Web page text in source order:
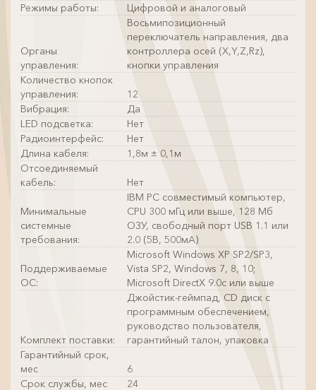
Режимы работы:
Цифровой и аналоговый
Органы
управления:
Восьмипозиционный
переключатель направления, два
контроллера осей (X,Y,Z,Rz),
кнопки управления
Количество кнопок
управления:
12
Вибрация:
Да
LED подсветка:
Нет
Радиоинтерфейс:
Нет
Длина кабеля:
1,8м ± 0,1м
Отсоединяемый
кабель:
Нет
Минимальные
системные
требования:
IBM PC совместимый компьютер,
CPU 300 мГц или выше, 128 Мб
ОЗУ, свободный порт USB 1.1 или
2.0 (5В, 500мА)
Поддерживаемые
ОС:
Microsoft Windows XP SP2/SP3,
Vista SP2, Windows 7, 8, 10;
Microsoft DirectX 9.0c или выше
Комплект поставки:
Джойстик-геймпад, CD диск с
программным обеспечением,
руководство пользователя,
гарантийный талон, упаковка
Гарантийный срок,
мес
6
Срок службы, мес
24